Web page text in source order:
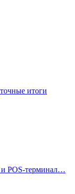
итоги
и POS-терминал…